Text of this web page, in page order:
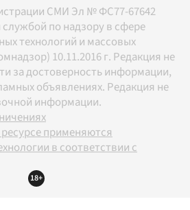
СМИ Эл № ФС77-67642
по надзору в сфере
технологий и массовых
10.11.2016 г. Редакция не
за достоверность информации,
объявлениях. Редакция не
информации.
применяются
в соответствии с
18+